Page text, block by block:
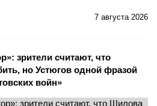
7 августа 2026
зрители считают, что
но Устюгов одной фразой
войн»